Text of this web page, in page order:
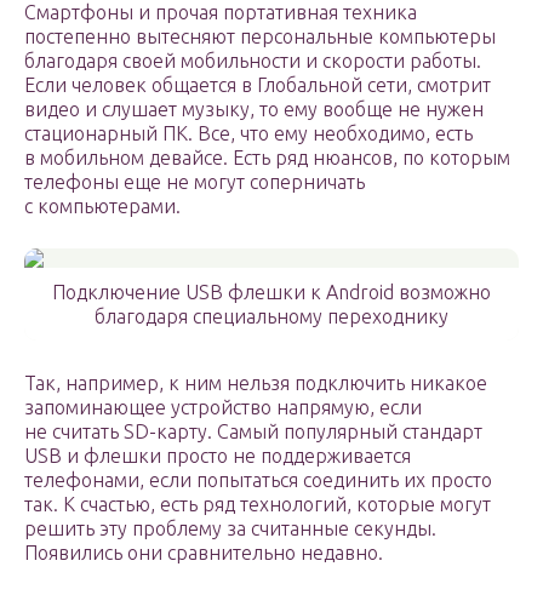
Смартфоны и прочая портативная техника
постепенно вытесняют персональные компьютеры
благодаря своей мобильности и скорости работы.
Если человек общается в Глобальной сети, смотрит
видео и слушает музыку, то ему вообще не нужен
стационарный ПК. Все, что ему необходимо, есть
в мобильном девайсе. Есть ряд нюансов, по которым
телефоны еще не могут соперничать
с компьютерами.
Подключение USB флешки к Android возможно
благодаря специальному переходнику
Так, например, к ним нельзя подключить никакое
запоминающее устройство напрямую, если
не считать SD-карту. Самый популярный стандарт
USB и флешки просто не поддерживается
телефонами, если попытаться соединить их просто
так. К счастью, есть ряд технологий, которые могут
решить эту проблему за считанные секунды.
Появились они сравнительно недавно.